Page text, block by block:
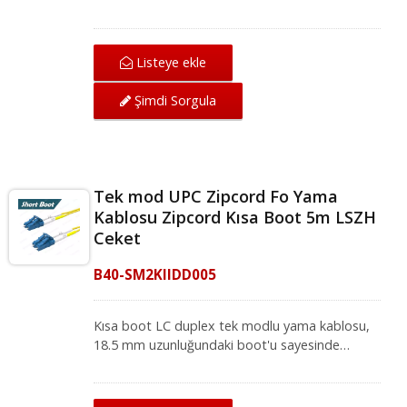
Mükemmel mekanik koruma sunan LC-LC tek
modlu yama kablosu, IEC ve ANSI/TIA
standartları altında ağ için mükemmel iletim
kalitesi sağlar. Fiber optik yama kablosu, yerel
alan ağı, fiber optik iletişim sistemi ve CATV
uygulamaları için fiber optik ekipmanlarla
Listeye ekle
Şimdi Sorgula
Tek mod UPC Zipcord Fo Yama
Kablosu Zipcord Kısa Boot 5m LSZH
Ceket
B40-SM2KIIDD005
Kısa boot LC duplex tek modlu yama kablosu,
18.5 mm uzunluğundaki boot'u sayesinde
Mükemmel mekanik koruma sunan LC-LC tek
modlu yama kablosu, IEC ve ANSI/TIA